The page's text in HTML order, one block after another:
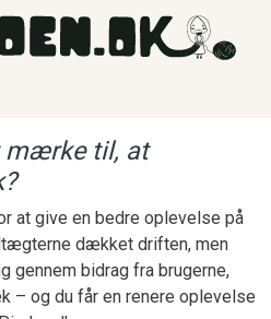
mærke til, at
at give en bedre oplevelse på
dækket driften, men
gennem bidrag fra brugerne,
– og du får en renere oplevelse